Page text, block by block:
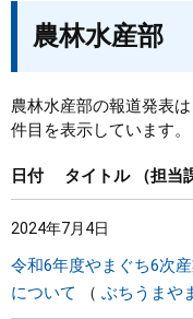
くらし・環境
教育・文化・スポーツ
しごと・産業・観光
県政情報
農林水産部
農林水産部の報道発表は
件目を表示しています。
日付 タイトル 担当
2024年7月4日
令和6年度やまぐち6次
について
ぶちうまや